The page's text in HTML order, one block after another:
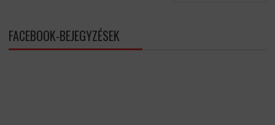
FACEBOOK-BEJEGYZÉSEK